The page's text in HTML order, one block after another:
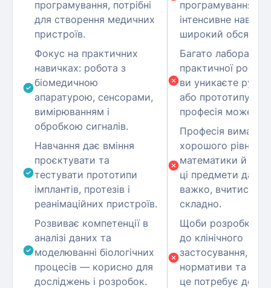
програмування, потрібні
для створення медичних
пристроїв.
Фокус на практичних
навичках: робота з
біомедичною
апаратурою, сенсорами,
вимірюванням і
обробкою сигналів.
Навчання дає вміння
проєктувати та
тестувати прототипи
імплантів, протезів і
реанімаційних пристроїв.
Розвиває компетенції в
аналізі даних та
моделюванні біологічних
процесів — корисно для
досліджень і розробок.
програмування —
інтенсивне
широкий обсяг
Багато
практичної
ви уникаєте
або
професія може не
Професія вимагає
хорошого рівня
математики й
ці предмети
важко, вчитись
складно.
Щоби розробки
до клінічного
застосування,
нормативи та
це потребує